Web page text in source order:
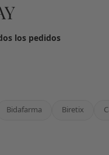
los pedidos
Bidafarma Biretix